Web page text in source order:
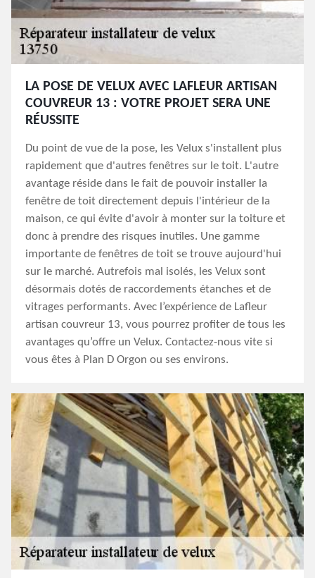
LA POSE DE VELUX AVEC LAFLEUR ARTISAN
COUVREUR 13 : VOTRE PROJET SERA UNE
RÉUSSITE
Du point de vue de la pose, les Velux s'installent plus
rapidement que d'autres fenêtres sur le toit. L'autre
avantage réside dans le fait de pouvoir installer la
fenêtre de toit directement depuis l'intérieur de la
maison, ce qui évite d'avoir à monter sur la toiture et
donc à prendre des risques inutiles. Une gamme
importante de fenêtres de toit se trouve aujourd'hui
sur le marché. Autrefois mal isolés, les Velux sont
désormais dotés de raccordements étanches et de
vitrages performants. Avec l’expérience de Lafleur
artisan couvreur 13, vous pourrez profiter de tous les
avantages qu’offre un Velux. Contactez-nous vite si
vous êtes à Plan D Orgon ou ses environs.